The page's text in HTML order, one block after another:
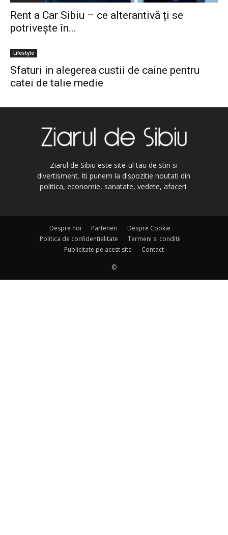
Rent a Car Sibiu – ce alterantivă ți se
potrivește în...
Lifestyle
Sfaturi in alegerea custii de caine pentru
catei de talie medie
Ziarul de Sibiu este site-ul tau de stiri si
divertisment. Iti punem la dispozitie noutati din
politica, economie, sanatate, vedete, afaceri.
Despre noi Parteneri
Despre Cookie
Politica de confidentialitate
Termeni si conditii
Publicitate pe acest site
Contact
©